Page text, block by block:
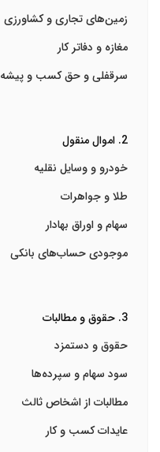
زمین‌های تجاری و کشاورزی
مغازه و دفاتر کار
سرقفلی و حق کسب و پیشه
2. اموال منقول
خودرو و وسایل نقلیه
طلا و جواهرات
سهام و اوراق بهادار
موجودی حساب‌های بانکی
3. حقوق و مطالبات
حقوق و دستمزد
سود سهام و سپرده‌ها
مطالبات از اشخاص ثالث
عایدات کسب و کار